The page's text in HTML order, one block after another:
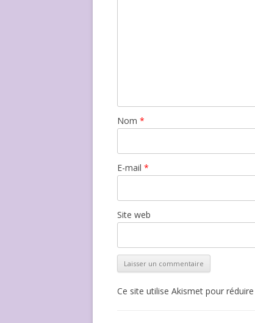
Nom *
E-mail *
Site web
Ce site utilise Akismet pour